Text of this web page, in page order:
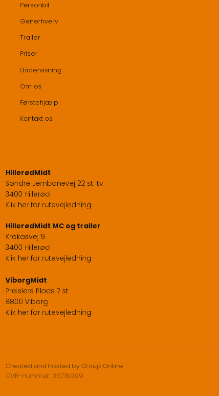
Personbil
Generhverv
Trailer
Priser
Undervisning
Om os
Førstehjælp
Kontakt os
​HillerødMidt
Søndre Jernbanevej 22 st. tv.
3400 Hillerød
Klik her for rutevejledning
​HillerødMidt MC og trailer
Krakasvej 9
3400 Hillerød
Klik her for rutevejledning
ViborgMidt
Preislers Plads 7 st
8800 Viborg
Klik her for rutevejledning
Created and hosted by Group Online
CVR-nummer: 36718099